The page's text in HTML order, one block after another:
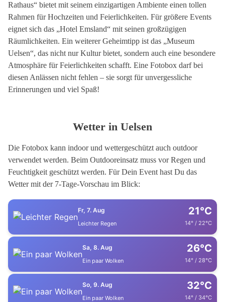
Rathaus“ bietet mit seinem einzigartigen Ambiente einen tollen
Rahmen für Hochzeiten und Feierlichkeiten. Für größere Events
eignet sich das „Hotel Emsland“ mit seinen großzügigen
Räumlichkeiten. Ein weiterer Geheimtipp ist das „Museum
Uelsen“, das nicht nur Kultur bietet, sondern auch eine besondere
Atmosphäre für Feierlichkeiten schafft. Eine Fotobox darf bei
diesen Anlässen nicht fehlen – sie sorgt für unvergessliche
Erinnerungen und viel Spaß!
Wetter in Uelsen
Die Fotobox kann indoor und wettergeschützt auch outdoor
verwendet werden. Beim Outdooreinsatz muss vor Regen und
Feuchtigkeit geschützt werden. Für Dein Event hast Du das
Wetter mit der 7-Tage-Vorschau im Blick:
Fr, 7. Aug
Leichter Regen
21°C
14° / 22°C
Sa, 8. Aug
Ein paar Wolken
26°C
14° / 28°C
So, 9. Aug
Ein paar Wolken
32°C
14° / 34°C